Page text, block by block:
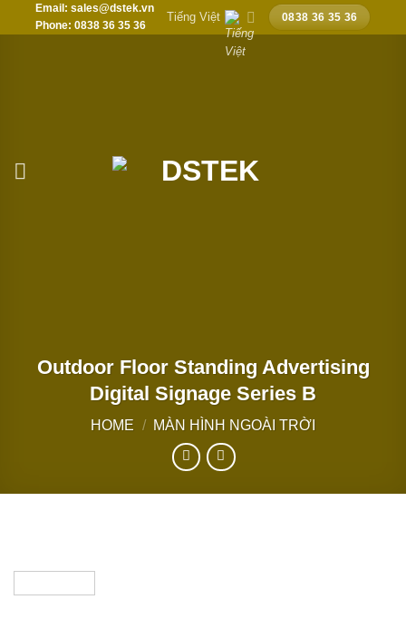
Chuyển
đến
Email: sales@dstek.vn
Phone: 0838 36 35 36
Tiếng Việt 0838 36 35 36
Outdoor Floor Standing Advertising
Digital Signage Series B
HOME / MÀN HÌNH NGOÀI TRỜI